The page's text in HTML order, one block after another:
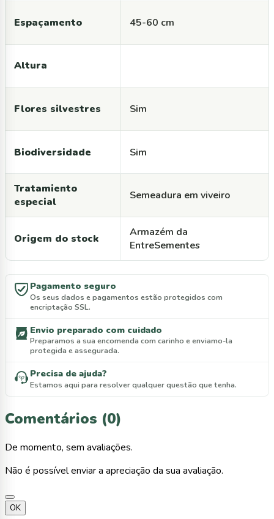
Espaçamento 45-60 cm
Altura
Flores silvestres Sim
Biodiversidade Sim
Tratamiento
especial
Semeadura em viveiro
Origem do stock
Armazém da
EntreSementes
Pagamento seguro
Os seus dados e pagamentos estão protegidos com
encriptação SSL.
Envio preparado com cuidado
Preparamos a sua encomenda com carinho e enviamo-la
protegida e assegurada.
Precisa de ajuda?
Estamos aqui para resolver qualquer questão que tenha.
Comentários (0)
De momento, sem avaliações.
Não é possível enviar a apreciação da sua avaliação.
OK